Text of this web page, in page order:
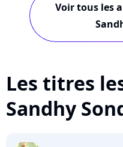
Voir tous les
Les titres
Sandhy